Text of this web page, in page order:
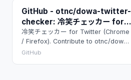
GitHub - otnc/dowa-twitter-
checker: 冷笑チェッカー for
Twitter (Chrome / Firefox)
冷笑チェッカー for Twitter (Chrome
/ Firefox). Contribute to otnc/dowa-
twitter-checker development by
GitHub